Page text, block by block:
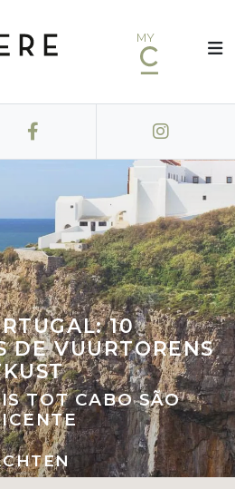
MY
10
DE VUURTORENS
TOT CABO SÃO